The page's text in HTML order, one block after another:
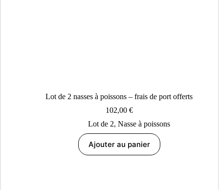
Lot de 2 nasses à poissons – frais de port offerts
102,00 €
Lot de 2, Nasse à poissons
Ajouter au panier